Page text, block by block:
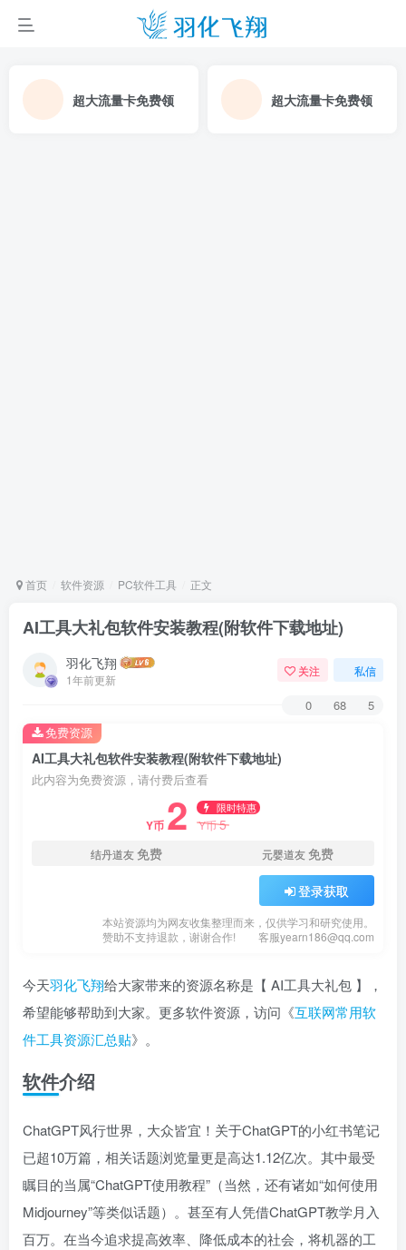
超大流量卡免费领 超大流量卡免费领
首页 软件资源 PC软件工具 正文
AI工具大礼包软件安装教程(附软件下载地址)
羽化飞翔
1年前更新
关注 私信
0 68 5
AI工具大礼包软件安装教程(附软件下载地址)
此内容为免费资源，请付费后查看
Y币 2 限时特惠
Y币5
结丹道友免费 元婴道友免费
登录获取
本站资源均为网友收集整理而来，仅供学习和研究使用。
赞助不支持退款，谢谢合作!
客服yearn186@qq.com
免费资源
今天羽化飞翔给大家带来的资源名称是【 AI工具大礼包 】，
希望能够帮助到大家。更多软件资源，访问《互联网常用软
件工具资源汇总贴》。
软件介绍
ChatGPT风行世界，大众皆宜！关于ChatGPT的小红书笔记
已超10万篇，相关话题浏览量更是高达1.12亿次。其中最受
瞩目的当属“ChatGPT使用教程”（当然，还有诸如“如何使用
Midjourney”等类似话题）。甚至有人凭借ChatGPT教学月入
百万。在当今追求提高效率、降低成本的社会，将机器的工